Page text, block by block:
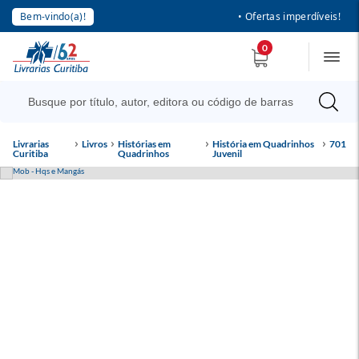
Bem-vindo(a)! • Ofertas imperdíveis!
0
Livrarias
Curitiba
Livros
Histórias em
Quadrinhos
História em Quadrinhos
Juvenil
701